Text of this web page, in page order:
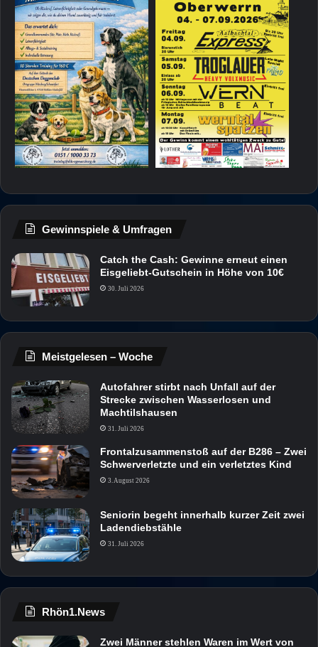
Gewinnspiele & Umfragen
Catch the Cash: Gewinne erneut einen
Eisgeliebt-Gutschein in Höhe von 10€
30. Juli 2026
Meistgelesen – Woche
Autofahrer stirbt nach Unfall auf der
Strecke zwischen Wasserlosen und
Machtilshausen
31. Juli 2026
Frontalzusammenstoß auf der B286 – Zwei
Schwerverletzte und ein verletztes Kind
3. August 2026
Seniorin begeht innerhalb kurzer Zeit zwei
Ladendiebstähle
31. Juli 2026
Rhön1.News
Zwei Männer stehlen Waren im Wert von